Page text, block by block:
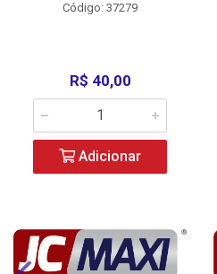
Código: 37279
R$ 40,00
Adicionar